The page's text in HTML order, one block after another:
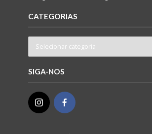
CATEGORIAS
SIGA-NOS